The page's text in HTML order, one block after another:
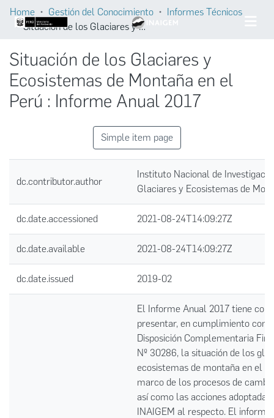
Home Gestión del Conocimiento
Informes Técnicos
Situación de los Glaciares y Ecosistemas de Montaña en el Perú : Informe Anual 2017
Situación de los Glaciares y
Ecosistemas de Montaña en el
Perú : Informe Anual 2017
Simple item page
dc.contributor.author
Instituto Nacional de
Glaciares y Ecosistemas de
dc.date.accessioned 2021-08-24T14:09:27Z
dc.date.available 2021-08-24T14:09:27Z
dc.date.issued 2019-02
El Informe Anual 2017 tiene
presentar, en cumplimiento con
Disposición Complementaria
Nº 30286, la situación de los
ecosistemas de montaña en el
marco de los procesos de
así como las acciones
INAIGEM al respecto. El informe